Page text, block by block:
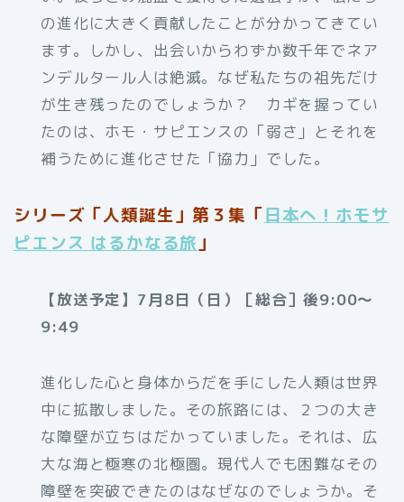
の進化に大きく貢献したことが分かってきてい
ます。しかし、出会いからわずか数千年でネア
ンデルタール人は絶滅。なぜ私たちの祖先だけ
が生き残ったのでしょうか？ カギを握ってい
たのは、ホモ・サピエンスの「弱さ」とそれを
補うために進化させた「協力」でした。
シリーズ「人類誕生」第３集「日本へ！ホモサ
ピエンス はるかなる旅 」
【放送予定】7月8日（日）［総合］後9:00～
9:49
進化した心と身体からだを手にした人類は世界
中に拡散しました。その旅路には、２つの大き
な障壁が立ちはだかっていました。それは、広
大な海と極寒の北極圏。現代人でも困難なその
障壁を突破できたのはなぜなのでしょうか。そ